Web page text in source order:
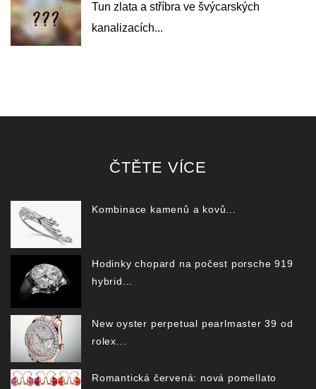
Tun zlata a stříbra ve švýcarských
kanalizacích...
ČTĚTE VÍCE
Kombinace kamenů a kovů...
Hodinky chopard na počest porsche 919
hybrid...
New oyster perpetual pearlmaster 39 od
rolex...
Romantická červená: nová pomellato